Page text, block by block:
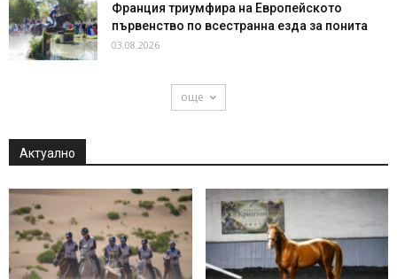
Франция триумфира на Европейското
първенство по всестранна езда за понита
03.08.2026
още
Актуално